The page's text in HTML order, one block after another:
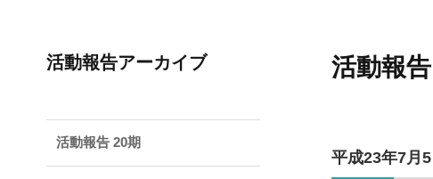
活動報
平成23年7月5
活動報告アーカイブ
活動報告 20期